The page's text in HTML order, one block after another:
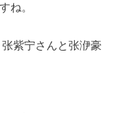
ね。
紫宁さんと张洢豪